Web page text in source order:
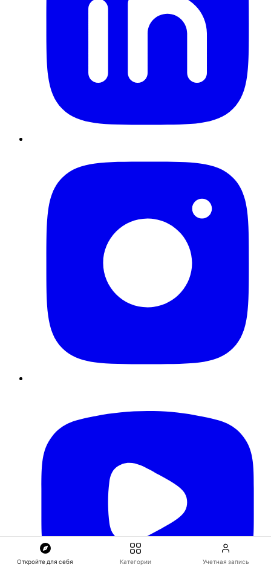
Откройте для себя Категории Учетная запись